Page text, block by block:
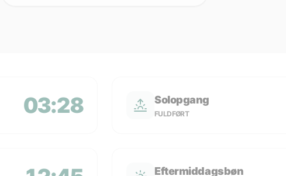
03:28 Solopgang
FULDFØRT
Eftermiddagsbøn